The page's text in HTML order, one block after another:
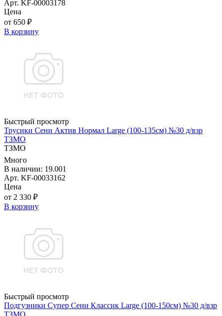
Арт. KF-00003178
Цена
от 650 ₽
В корзину
Быстрый просмотр
Трусики Сени Актив Нормал Large (100-135см) №30 д/взр
ТЗМО
ТЗМО
Много
В наличии: 19.001
Арт. KF-00033162
Цена
от 2 330 ₽
В корзину
Быстрый просмотр
Подгузники Супер Сени Классик Large (100-150см) №30 д/взр